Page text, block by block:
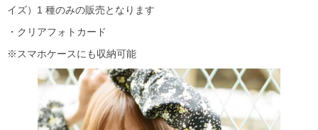
イズ）1 種のみの販売となります
・クリアフォトカード
※スマホケースにも収納可能